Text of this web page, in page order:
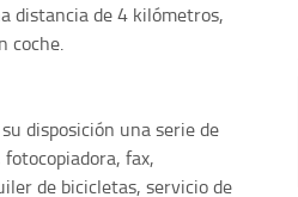
distancia de 4 kilómetros,
coche.
disposición una serie de
fax,
de bicicletas, servicio de